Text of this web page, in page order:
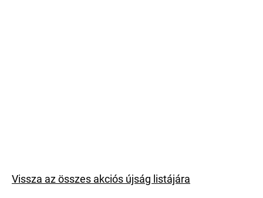
Vissza az összes akciós újság listájára